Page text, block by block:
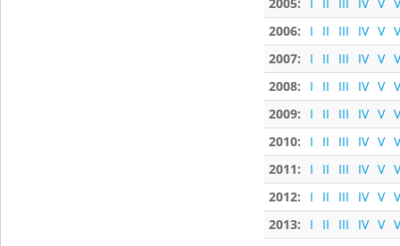
2006:
I II III IV V
2007:
I II III IV V
2008:
I II III IV V
2009:
I II III IV V
2010:
I II III IV V
2011:
I II III IV V
2012:
I II III IV V
2013:
I II III IV V